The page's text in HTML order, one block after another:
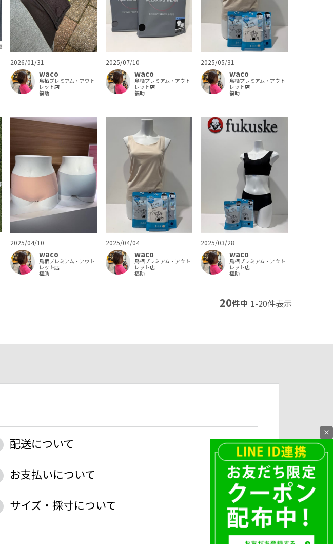
2026/01/31
waco
鳥栖プレミアム・アウト
レット店
福助
2025/07/10
waco
鳥栖プレミアム・アウト
レット店
福助
2025/05/31
waco
鳥栖プレミアム・アウト
レット店
福助
2025/04/10
waco
鳥栖プレミアム・アウト
レット店
福助
2025/04/04
waco
鳥栖プレミアム・アウト
レット店
福助
2025/03/28
waco
鳥栖プレミアム・アウト
レット店
福助
20件中 1-20件表示
配送について
お支払いについて
サイズ・採寸について
×